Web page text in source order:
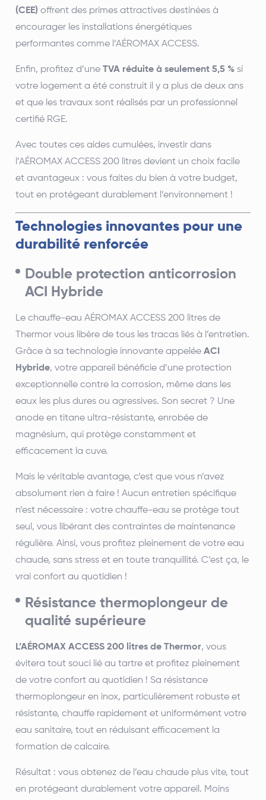
(CEE) offrent des primes attractives destinées à
encourager les installations énergétiques
performantes comme l’AÉROMAX ACCESS.
Enfin, profitez d’uneTVA réduite à seulement 5,5 % si
votre logement a été construit il y a plus de deux ans
et que les travaux sont réalisés par un professionnel
certifié RGE.
Avec toutes ces aides cumulées, investir dans
l’AÉROMAX ACCESS 200 litres devient un choix facile
et avantageux : vous faites du bien à votre budget,
tout en protégeant durablement l’environnement !
Technologies innovantes pour une
durabilité renforcée
Double protection anticorrosion
ACI Hybride
Le chauffe-eau AÉROMAX ACCESS 200 litres de
Thermor vous libère de tous les tracas liés à l’entretien.
Grâce à sa technologie innovante appeléeACI
Hybride, votre appareil bénéficie d’une protection
exceptionnelle contre la corrosion, même dans les
eaux les plus dures ou agressives. Son secret ? Une
anode en titane ultra-résistante, enrobée de
magnésium, qui protège constamment et
efficacement la cuve.
Mais le véritable avantage, c’est que vous n’avez
absolument rien à faire ! Aucun entretien spécifique
n’est nécessaire : votre chauffe-eau se protège tout
seul, vous libérant des contraintes de maintenance
régulière. Ainsi, vous profitez pleinement de votre eau
chaude, sans stress et en toute tranquillité. C’est ça, le
vrai confort au quotidien !
Résistance thermoplongeur de
qualité supérieure
L’AÉROMAX ACCESS 200 litres de Thermor, vous
évitera tout souci lié au tartre et profitez pleinement
de votre confort au quotidien ! Sa résistance
thermoplongeur en inox, particulièrement robuste et
résistante, chauffe rapidement et uniformément votre
eau sanitaire, tout en réduisant efficacement la
formation de calcaire.
Résultat : vous obtenez de l’eau chaude plus vite, tout
en protégeant durablement votre appareil. Moins